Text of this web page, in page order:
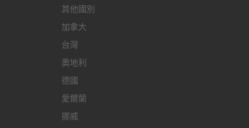
其他國別
加拿大
台灣
奧地利
德國
愛爾蘭
挪威